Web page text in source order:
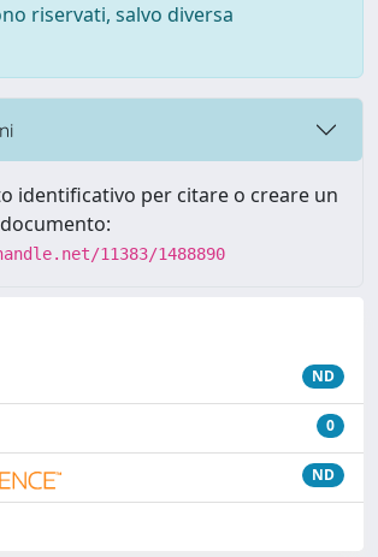
riservati, salvo diversa
identificativo per citare o creare un
11383/1488890
ND
0
ND